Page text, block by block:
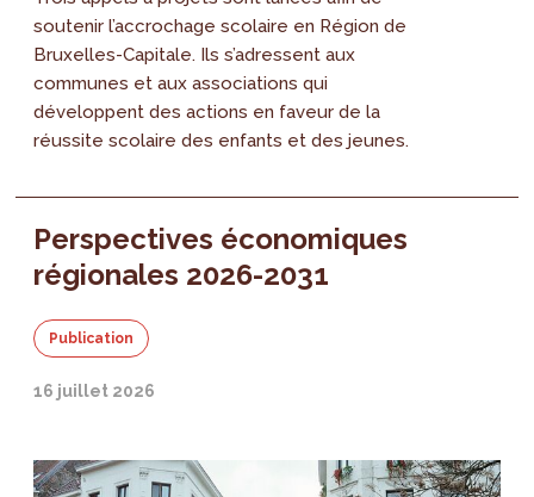
soutenir l’accrochage scolaire en Région de
Bruxelles-Capitale. Ils s’adressent aux
communes et aux associations qui
développent des actions en faveur de la
réussite scolaire des enfants et des jeunes.
Perspectives économiques
régionales 2026-2031
Publication
16 juillet 2026